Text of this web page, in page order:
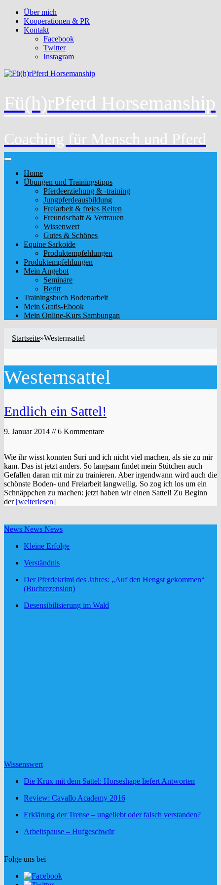
Über mich
Kooperationen & PR
Kontakt
Facebook
Twitter
Instagram
Fü(h)rPferd Horsemanship
Coaching für Mensch und Pferd
Home
Übungen und Trainingstipps
Pferdeerziehung & -training
Jungpferdeausbildung
Freiarbeit & freies Reiten
Freundschaft & Vertrauen
Wissenwert
Gutes & Schönes
Equine Sarkoide
Produktempfehlungen
Produktempfehlungen
Mein Angebot
Seminare
Beritt
Trainingsbuch Bodenarbeit
Mein Gratis-Ebook
Mein Online-Kurs Sambungan
Startseite»Westernsattel
Westernsattel
Endlich ein Sattel!
9. Januar 2014 // 6 Kommentare
Wie ihr wisst konnten Suri und ich nicht viel machen, als sie zu mir
kam. Das ist jetzt anders. So langsam findet mein Stütchen auch
Gefallen daran mit mir zu trainieren. Aber irgendwann wird auch die
schönste Boden- und Freiarbeit langweilig. So zog ich los um ein
Schnäppchen zu machen: jetzt haben wir einen Sattel! Zu Beginn
der [weiterlesen]
News News News
Kleine Erfolge
Verständnis
Der Pferdekrimi des Jahres: „Auf den Hengst gekommen“
(Buchrezension)
Desensibilisierung im Wald
Wissenswert
Die Krux mit dem Sattel: Horseshape liefert Antworten
Review: Cavallo Academy 2016
Erklärung der Trense – ungeliebt oder falsch verstanden?
Arbeitspause – Hufgeschwür
Folge uns bei